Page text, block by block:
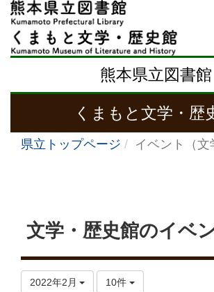
熊本県立図書館
くまもと文学・歴
県立トップページ イベント（文
文学・歴史館のイベ
2022年2月 10件